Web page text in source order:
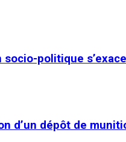
socio-politique
d’un dépôt de